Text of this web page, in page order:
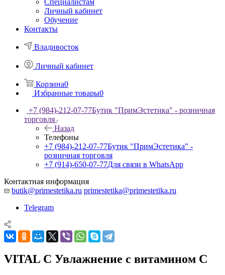
Специалистам
Личный кабинет
Обучение
Контакты
Владивосток
Личный кабинет
Корзина0
Избранные товары0
+7 (984)-212-07-77Бутик "ПримЭстетика" - розничная
торговля
Назад
Телефоны
+7 (984)-212-07-77Бутик "ПримЭстетика" -
розничная торговля
+7 (914)-650-07-77Для связи в WhatsApp
Контактная информация
butik@primestetika.ru primestetika@primestetika.ru
Telegram
VITAL C Увлажнение с витамином С